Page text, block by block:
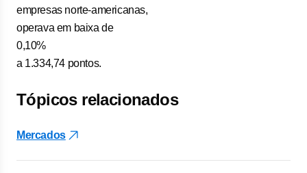
empresas norte-americanas,
operava em baixa de
0,10%
a 1.334,74 pontos.
Tópicos relacionados
Mercados